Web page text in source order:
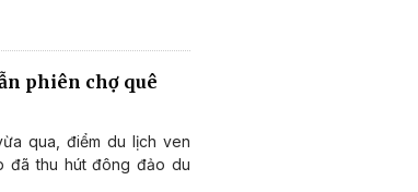
phiên chợ quê
qua, điểm du lịch ven
đã thu hút đông đảo du